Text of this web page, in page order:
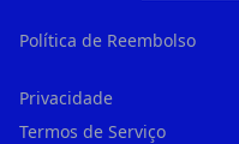
Política de Reembolso
Privacidade
Termos de Serviço